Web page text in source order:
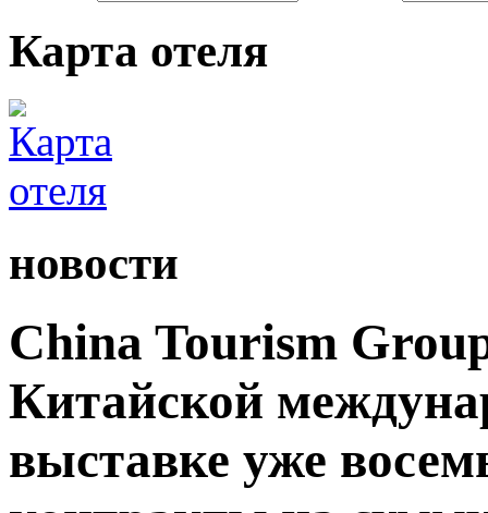
Карта отеля
новости
China Tourism
Китайской
выставке уже